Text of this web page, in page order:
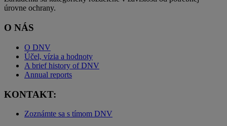
úrovne ochrany.
O NÁS
O DNV
Účel, vízia a hodnoty
A brief history of DNV
Annual reports
KONTAKT:
Zoznámte sa s tímom DNV